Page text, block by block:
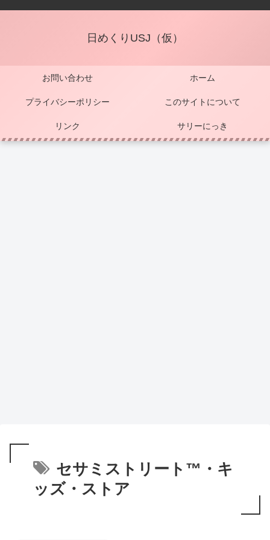
日めくりUSJ（仮）
お問い合わせ ホーム
プライバシーポリシー このサイトについて
リンク サリーにっき
セサミストリート™・キ
ッズ・ストア